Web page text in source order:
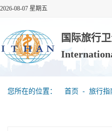
2026-08-07 星期五
国际旅行
您所在的位置： 首页 ‐ 旅行指